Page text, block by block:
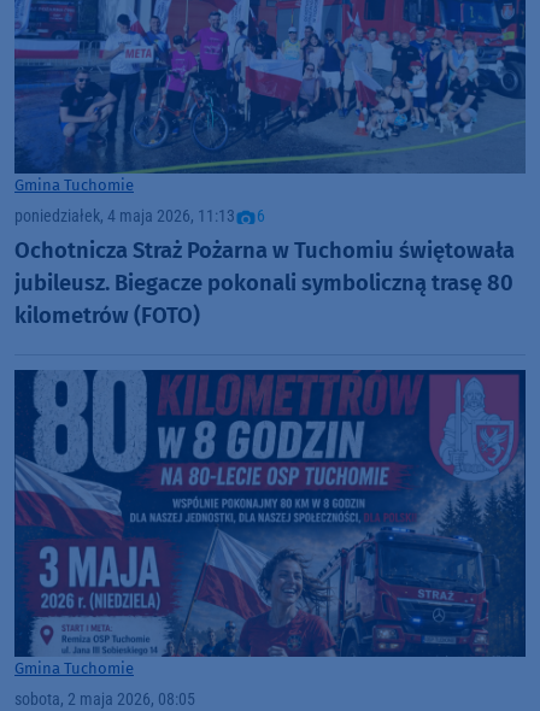
Gmina Tuchomie
poniedziałek, 4 maja 2026, 11:13 6
Ochotnicza Straż Pożarna w Tuchomiu świętowała
jubileusz. Biegacze pokonali symboliczną trasę 80
kilometrów (FOTO)
Gmina Tuchomie
sobota, 2 maja 2026, 08:05